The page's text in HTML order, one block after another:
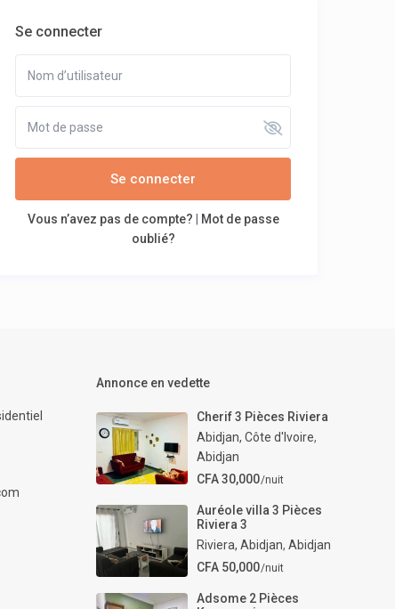
Se connecter
Se connecter
Vous n’avez pas de compte?
Mot de passe
oublié?
Annonce en vedette
Cherif 3 Pièces Riviera
Abidjan, Côte d'Ivoire,
Abidjan
CFA 30,000/nuit
Auréole villa 3 Pièces
Riviera 3
Riviera, Abidjan,Abidjan
CFA 50,000/nuit
Adsome 2 Pièces